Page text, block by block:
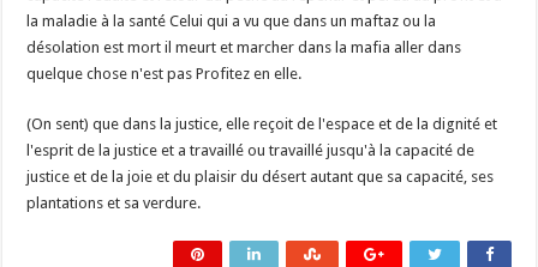
la maladie à la santé Celui qui a vu que dans un maftaz ou la
désolation est mort il meurt et marcher dans la mafia aller dans
quelque chose n'est pas Profitez en elle.
(On sent) que dans la justice, elle reçoit de l'espace et de la dignité et
l'esprit de la justice et a travaillé ou travaillé jusqu'à la capacité de
justice et de la joie et du plaisir du désert autant que sa capacité, ses
plantations et sa verdure.